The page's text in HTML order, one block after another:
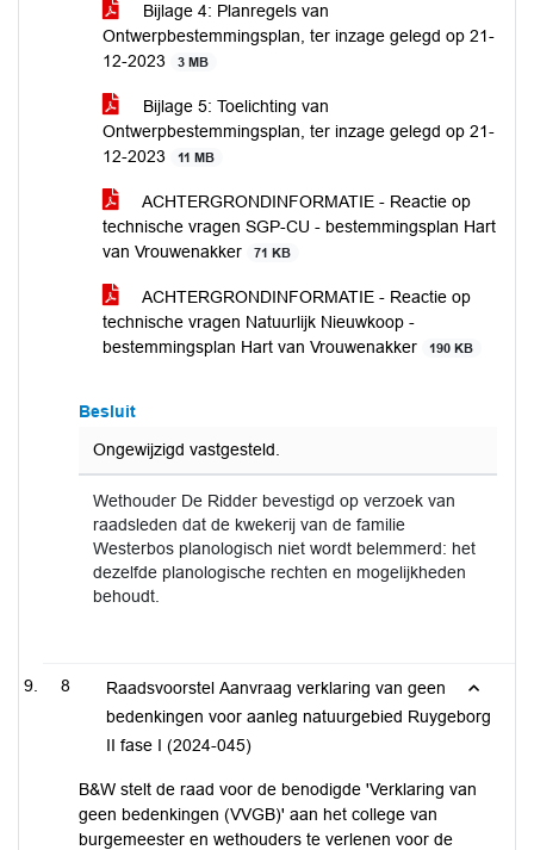
Bijlage 4: Planregels van
Ontwerpbestemmingsplan, ter inzage gelegd op 21-
12-2023
3 MB
Bijlage 5: Toelichting van
Ontwerpbestemmingsplan, ter inzage gelegd op 21-
12-2023
11 MB
ACHTERGRONDINFORMATIE - Reactie op
technische vragen SGP-CU - bestemmingsplan Hart
van Vrouwenakker
71 KB
ACHTERGRONDINFORMATIE - Reactie op
technische vragen Natuurlijk Nieuwkoop -
bestemmingsplan Hart van Vrouwenakker
190 KB
Besluit
Ongewijzigd vastgesteld.
Wethouder De Ridder bevestigd op verzoek van
raadsleden dat de kwekerij van de familie
Westerbos planologisch niet wordt belemmerd: het
dezelfde planologische rechten en mogelijkheden
behoudt.
8
Raadsvoorstel Aanvraag verklaring van geen
bedenkingen voor aanleg natuurgebied Ruygeborg
II fase I (2024-045)
B&W stelt de raad voor de benodigde 'Verklaring van
geen bedenkingen (VVGB)' aan het college van
burgemeester en wethouders te verlenen voor de